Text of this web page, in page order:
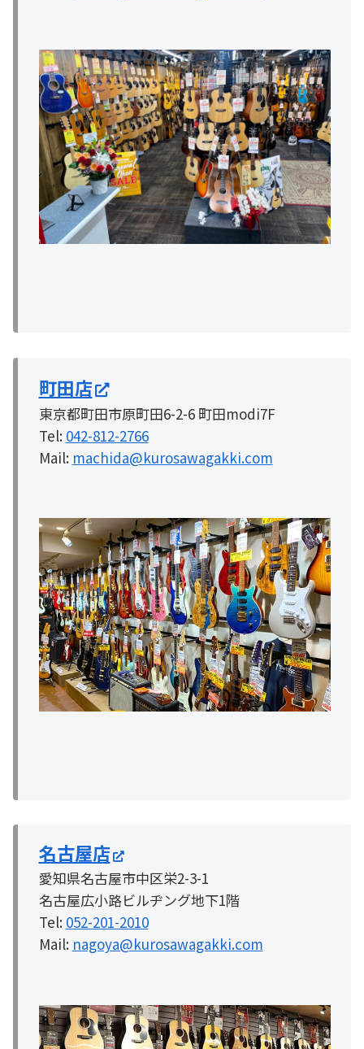
町田店
東京都町田市原町田6-2-6 町田modi7F
Tel: 042-812-2766
Mail: machida@kurosawagakki.com
名古屋店
愛知県名古屋市中区栄2-3-1
名古屋広小路ビルヂング地下1階
Tel: 052-201-2010
Mail: nagoya@kurosawagakki.com